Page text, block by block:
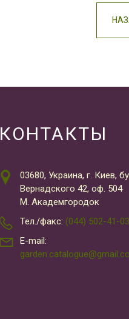
КОНТАКТЫ
03680, Украина, г. Киев,
Вернадского 42, оф. 504
М. Академгородок
Тел./факс: (044) 502-41-03
E-mail: